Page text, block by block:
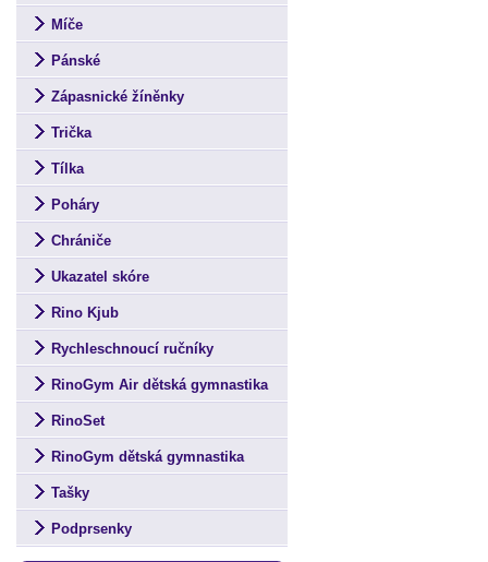
Míče
Pánské
Zápasnické žíněnky
Trička
Tílka
Poháry
Chrániče
Ukazatel skóre
Rino Kjub
Rychleschnoucí ručníky
RinoGym Air dětská gymnastika
RinoSet
RinoGym dětská gymnastika
Tašky
Podprsenky